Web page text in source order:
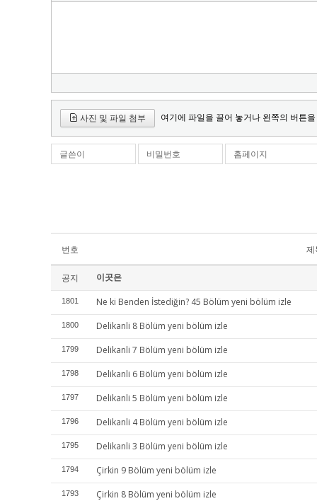
사진 및 파일 첨부 여기에 파일을 끌어 놓거나 왼쪽의 버튼
글쓴이 비밀번호 홈페이지
번호 제
공지 이곳은
1801 Ne ki Benden İstediğin? 45 Bölüm yeni bölüm izle
1800 Delikanli 8 Bölüm yeni bölüm izle
1799 Delikanli 7 Bölüm yeni bölüm izle
1798 Delikanli 6 Bölüm yeni bölüm izle
1797 Delikanli 5 Bölüm yeni bölüm izle
1796 Delikanli 4 Bölüm yeni bölüm izle
1795 Delikanli 3 Bölüm yeni bölüm izle
1794 Çirkin 9 Bölüm yeni bölüm izle
1793 Çirkin 8 Bölüm yeni bölüm izle